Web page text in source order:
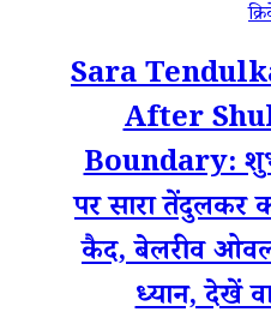
Sara
After
Boundary:
पर सारा तेंदुलकर
कैद, बेलरीव
ध्यान, देखें